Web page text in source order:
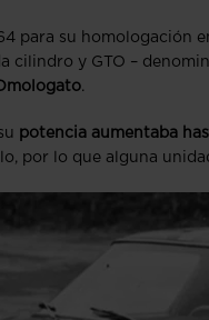
para su homologación
cilindro y GTO –
.
potencia aumentaba
por lo que alguna